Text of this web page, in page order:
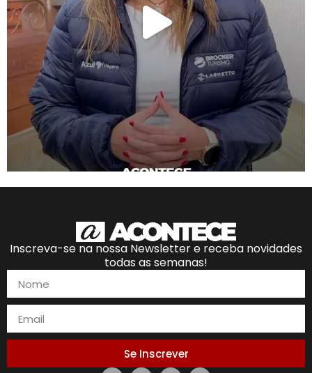
Inscreva-se na nossa Newsletter e receba novidades
todas as semanas!
Se Inscrever